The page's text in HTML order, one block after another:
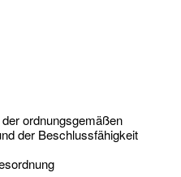
ordnungsgemäßen
der Beschlussfähigkeit